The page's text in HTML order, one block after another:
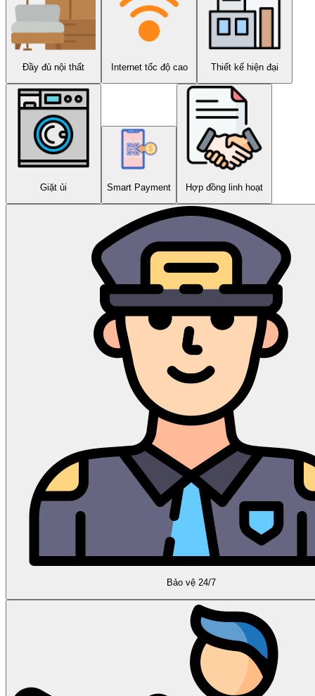
Đầy đủ nội thất Internet tốc độ cao Thiết kế hiện đại
Giặt ủi Smart Payment Hợp đồng linh hoạt
Bảo vệ 24/7